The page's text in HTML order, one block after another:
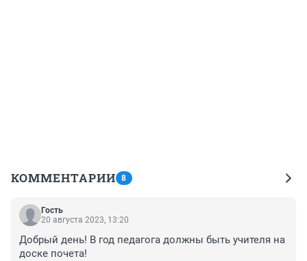
КОММЕНТАРИИ 8
Гость
20 августа 2023, 13:20
Добрый день! В год педагога должны быть учителя на
доске почета!